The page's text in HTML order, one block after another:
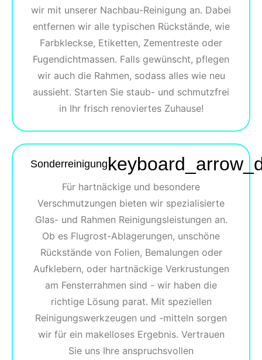
wir mit unserer Nachbau-Reinigung an. Dabei
entfernen wir alle typischen Rückstände, wie
Farbkleckse, Etiketten, Zementreste oder
Fugendichtmassen. Falls gewünscht, pflegen
wir auch die Rahmen, sodass alles wie neu
aussieht. Starten Sie staub- und schmutzfrei
in Ihr frisch renoviertes Zuhause!
Sonderreinigung
Für hartnäckige und besondere
Verschmutzungen bieten wir spezialisierte
Glas- und Rahmen Reinigungsleistungen an.
Ob es Flugrost-Ablagerungen, unschöne
Rückstände von Folien, Bemalungen oder
Aufklebern, oder hartnäckige Verkrustungen
am Fensterrahmen sind - wir haben die
richtige Lösung parat. Mit speziellen
Reinigungswerkzeugen und -mitteln sorgen
wir für ein makelloses Ergebnis. Vertrauen
Sie uns Ihre anspruchsvollen